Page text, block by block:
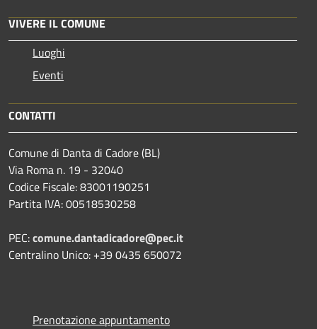
VIVERE IL COMUNE
Luoghi
Eventi
CONTATTI
Comune di Danta di Cadore (BL)
Via Roma n. 19 - 32040
Codice Fiscale: 83001190251
Partita IVA: 00518530258
PEC:comune.dantadicadore@pec.it
Centralino Unico: +39 0435 650072
Prenotazione appuntamento